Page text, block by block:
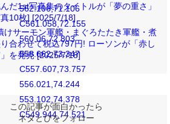
562.106,71.106
C561.058,72.155
560.06,72.803
558.662,73.347
C557.607,73.757
556.021,74.244
553.102,74.378
C549.944,74.521
だ1st写真集のタイトルが「夢の重さ」
10枚] [2025/7/18]
けサーモン軍艦・まぐろたたき軍艦・煮
合わせて税込797円! ローソンが「赤し
を発売 [2025/7/18]
この記事が面白かったら
ネタとぴをフォロー